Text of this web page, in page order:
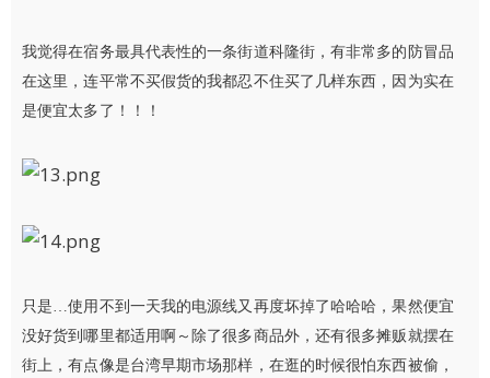
我觉得在宿务最具代表性的一条街道科隆街，有非常多的防冒品
在这里，连平常不买假货的我都忍不住买了几样东西，因为实在
是便宜太多了！！！
只是…使用不到一天我的电源线又再度坏掉了哈哈哈，果然便宜
没好货到哪里都适用啊～除了很多商品外，还有很多摊贩就摆在
街上，有点像是台湾早期市场那样，在逛的时候很怕东西被偷，